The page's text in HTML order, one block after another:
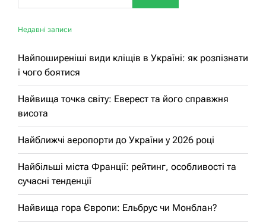
Недавні записи
Найпоширеніші види кліщів в Україні: як розпізнати
і чого боятися
Найвища точка світу: Еверест та його справжня
висота
Найближчі аеропорти до України у 2026 році
Найбільші міста Франції: рейтинг, особливості та
сучасні тенденції
Найвища гора Європи: Ельбрус чи Монблан?